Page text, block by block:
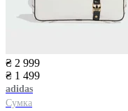
₴ 2 999
₴ 1 499
adidas
Сумка